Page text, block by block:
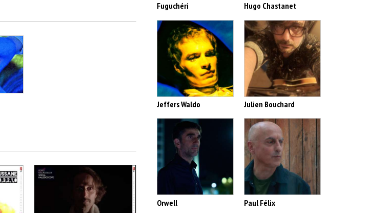
Fuguchéri Hugo Chastanet
Jeffers Waldo Julien Bouchard
Orwell Paul Félix